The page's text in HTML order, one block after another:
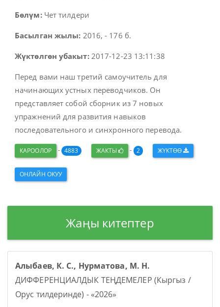
Бөлүм:Чет тилдери
Басылган жылы: 2016, - 176 б.
Жүктөлгөн убакыт:2017-12-23 13:11:38
Перед вами наш третий самоучитель для
начинающих устных переводчиков. Он
представляет собой сборник из 7 новых
упражнений для развития навыков
последовательного и синхронного перевода.
КАРООЛОР - 4883 ЖАКТЫ - 2 ЖҮКТӨӨ
ОНЛАЙН ОКУУ
Жаңы китептер
Алыбаев, К. С., Нурматова, М. Н.
ДИФФЕРЕНЦИАЛДЫК ТЕҢДЕМЕЛЕР (Кыргыз /
Орус тилдеринде) - «2026»